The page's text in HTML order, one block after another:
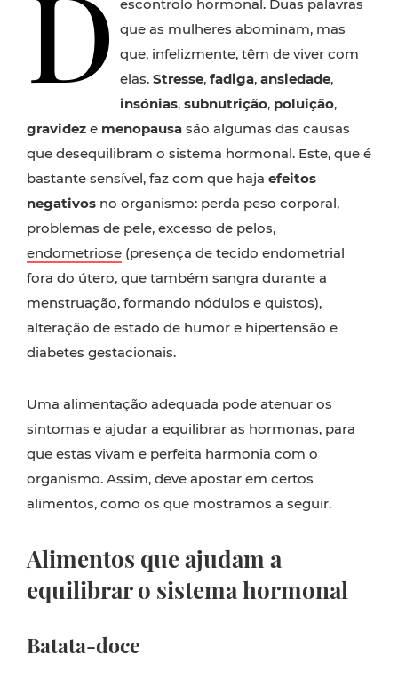
D
escontrolo hormonal. Duas palavras
que as mulheres abominam, mas
que, infelizmente, têm de viver com
elas. Stresse, fadiga, ansiedade,
insónias, subnutrição, poluição,
gravidez e menopausa são algumas das causas
que desequilibram o sistema hormonal. Este, que é
bastante sensível, faz com que haja efeitos
negativos no organismo: perda peso corporal,
problemas de pele, excesso de pelos,
endometriose (presença de tecido endometrial
fora do útero, que também sangra durante a
menstruação, formando nódulos e quistos),
alteração de estado de humor e hipertensão e
diabetes gestacionais.
Uma alimentação adequada pode atenuar os
sintomas e ajudar a equilibrar as hormonas, para
que estas vivam e perfeita harmonia com o
organismo. Assim, deve apostar em certos
alimentos, como os que mostramos a seguir.
Alimentos que ajudam a
equilibrar o sistema hormonal
Batata-doce